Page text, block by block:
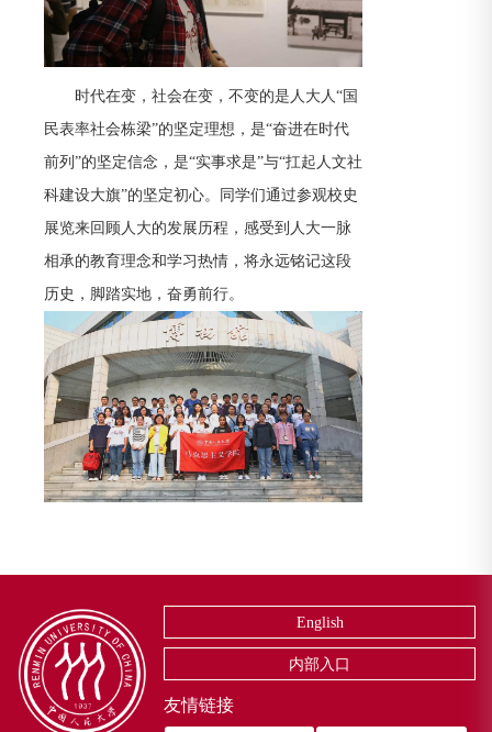
时代在变，社会在变，不变的是人大人“国
民表率社会栋梁”的坚定理想，是“奋进在时代
前列”的坚定信念，是“实事求是”与“扛起人文社
科建设大旗”的坚定初心。同学们通过参观校史
展览来回顾人大的发展历程，感受到人大一脉
相承的教育理念和学习热情，将永远铭记这段
历史，脚踏实地，奋勇前行。
English
内部入口
友情链接